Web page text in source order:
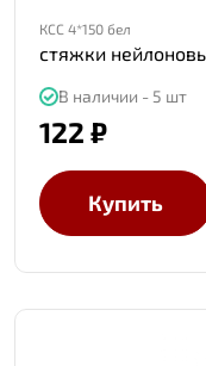
КСС 4*150 бел
стяжки
В наличии - 5 шт
122 ₽
Купить